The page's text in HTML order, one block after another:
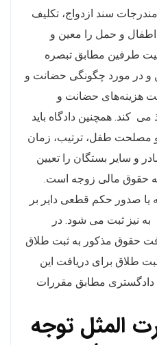
سند ازدواج، تکلیف
اطفال و حمل را معین و
طرفین مطابق تبصره
تعیین و در مورد چگونگی حضانت و
هزینه‌های حضانت و
کند. همچنین دادگاه باید
مصلحت طفل، ترتیب، زمان
و سایر بستگان را تعیین
حقوق مالی زوجه است.
صدور حکم قطعی دایر بر
نیز ثبت می‌ شود. در
حقوق مذکور به ثبت طلاق
طلاق برای دریافت این
دادگستری مطابق مقررات
المثل توجه